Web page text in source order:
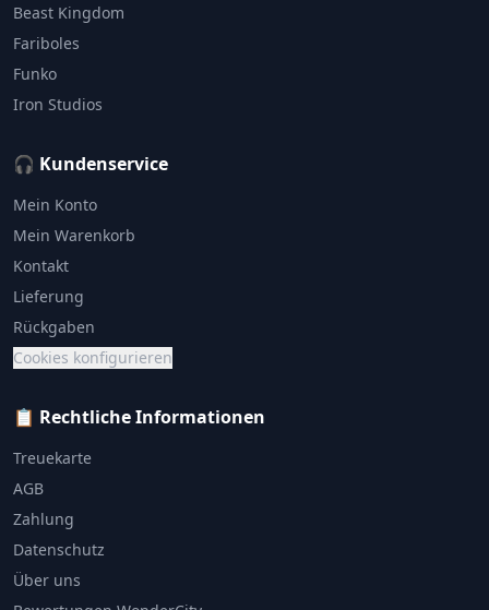
Beast Kingdom
Fariboles
Funko
Iron Studios
🎧 Kundenservice
Mein Konto
Mein Warenkorb
Kontakt
Lieferung
Rückgaben
Cookies konfigurieren
📋 Rechtliche Informationen
Treuekarte
AGB
Zahlung
Datenschutz
Über uns